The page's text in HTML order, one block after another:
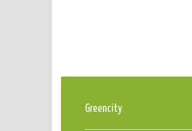
Greencity